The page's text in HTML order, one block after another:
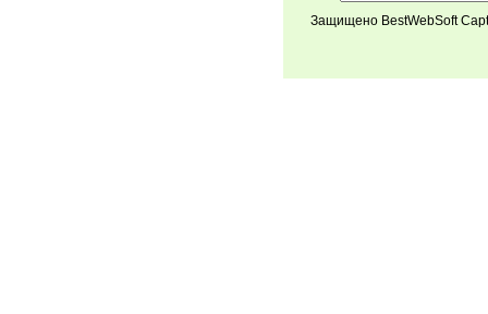
Защищено BestWebSoft